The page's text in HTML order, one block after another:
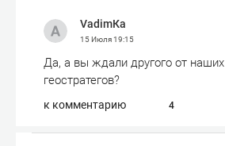
VadimКа
15 Июля19:15
Да, а вы ждали другого от наших
геостратегов?
к комментарию 4